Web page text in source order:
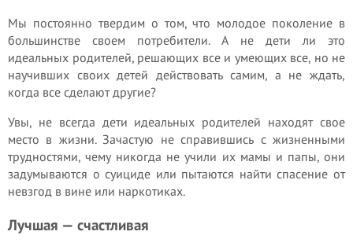
Мы по­стоянно твердим о том, что молодое поколение в
большинстве своем потребители. А не дети ли это
идеальных родителей, решающих все и умеющих все, но не
научивших своих детей дей­ствовать самим, а не ждать,
когда все сделают другие?
Увы, не всегда дети идеальных родителей находят свое
место в жизни. Зачастую не справившись с жизненными
трудностями, чему никогда не учили их мамы и папы, они
задумываются о суициде или пытаются найти спасение от
невзгод в вине или наркотиках.
Лучшая — счастливая